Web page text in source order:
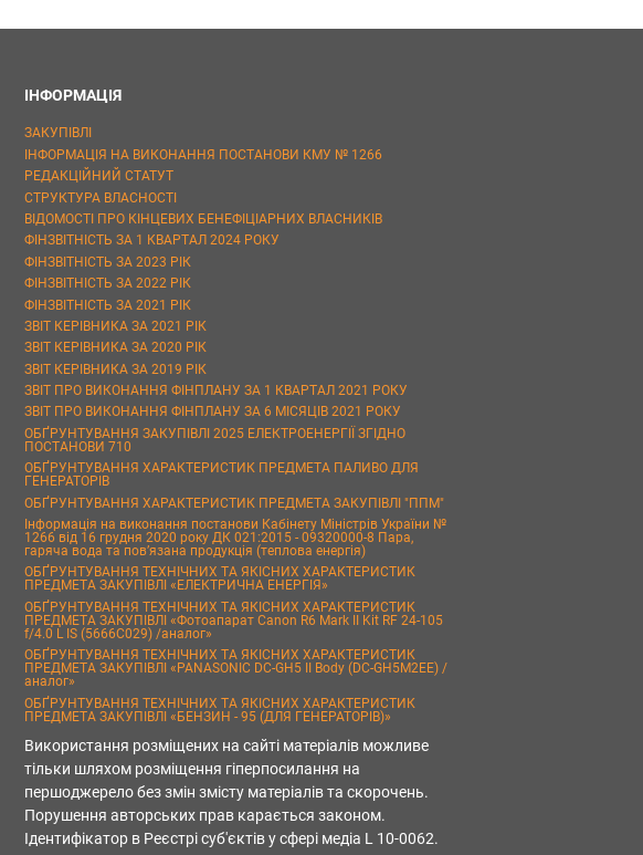
ІНФОРМАЦІЯ
ЗАКУПІВЛІ
ІНФОРМАЦІЯ НА ВИКОНАННЯ ПОСТАНОВИ КМУ № 1266
РЕДАКЦІЙНИЙ СТАТУТ
СТРУКТУРА ВЛАСНОСТІ
ВІДОМОСТІ ПРО КІНЦЕВИХ БЕНЕФІЦІАРНИХ ВЛАСНИКІВ
ФІНЗВІТНІСТЬ ЗА 1 КВАРТАЛ 2024 РОКУ
ФІНЗВІТНІСТЬ ЗА 2023 РІК
ФІНЗВІТНІСТЬ ЗА 2022 РІК
ФІНЗВІТНІСТЬ ЗА 2021 РІК
ЗВІТ КЕРІВНИКА ЗА 2021 РІК
ЗВІТ КЕРІВНИКА ЗА 2020 РІК
ЗВІТ КЕРІВНИКА ЗА 2019 РІК
ЗВІТ ПРО ВИКОНАННЯ ФІНПЛАНУ ЗА 1 КВАРТАЛ 2021 РОКУ
ЗВІТ ПРО ВИКОНАННЯ ФІНПЛАНУ ЗА 6 МІСЯЦІВ 2021 РОКУ
ОБҐРУНТУВАННЯ ЗАКУПІВЛІ 2025 ЕЛЕКТРОЕНЕРГІЇ ЗГІДНО
ПОСТАНОВИ 710
ОБҐРУНТУВАННЯ ХАРАКТЕРИСТИК ПРЕДМЕТА ПАЛИВО ДЛЯ
ГЕНЕРАТОРІВ
ОБҐРУНТУВАННЯ ХАРАКТЕРИСТИК ПРЕДМЕТА ЗАКУПІВЛІ "ППМ"
Інформація на виконання постанови Кабінету Міністрів України №
1266 від 16 грудня 2020 року ДК 021:2015 - 09320000-8 Пара,
гаряча вода та пов’язана продукція (теплова енергія)
ОБҐРУНТУВАННЯ ТЕХНІЧНИХ ТА ЯКІСНИХ ХАРАКТЕРИСТИК
ПРЕДМЕТА ЗАКУПІВЛІ «ЕЛЕКТРИЧНА ЕНЕРГІЯ»
ОБҐРУНТУВАННЯ ТЕХНІЧНИХ ТА ЯКІСНИХ ХАРАКТЕРИСТИК
ПРЕДМЕТА ЗАКУПІВЛІ «Фотоапарат Canon R6 Mark II Kit RF 24-105
f/4.0 L IS (5666C029) /аналог»
ОБҐРУНТУВАННЯ ТЕХНІЧНИХ ТА ЯКІСНИХ ХАРАКТЕРИСТИК
ПРЕДМЕТА ЗАКУПІВЛІ «PANASONIC DC-GH5 II Body (DC-GH5M2EE) /
аналог»
ОБҐРУНТУВАННЯ ТЕХНІЧНИХ ТА ЯКІСНИХ ХАРАКТЕРИСТИК
ПРЕДМЕТА ЗАКУПІВЛІ «БЕНЗИН - 95 (ДЛЯ ГЕНЕРАТОРІВ)»
Використання розміщених на сайті матеріалів можливе
тільки шляхом розміщення гіперпосилання на
першоджерело без змін змісту матеріалів та скорочень.
Порушення авторських прав карається законом.
Ідентифікатор в Реєстрі суб'єктів у сфері медіа L 10-0062.